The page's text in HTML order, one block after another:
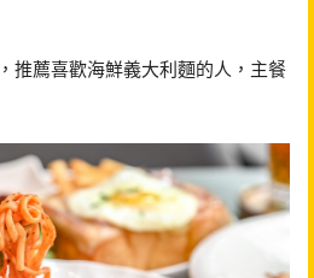
推薦喜歡海鮮義大利麵的人，主餐